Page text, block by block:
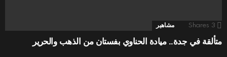
3
Shares مشاهير
متألقة في جدة.. ميادة الحناوي بفستان من الذهب والحرير